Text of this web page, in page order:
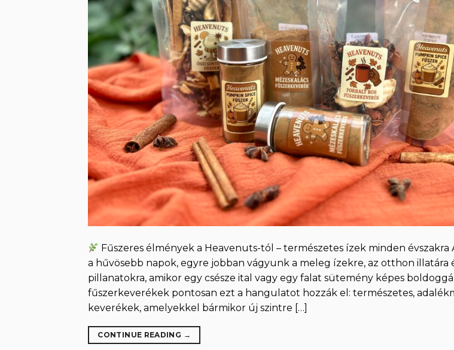
Fűszeres élmények a Heavenuts-tól – természetes ízek minden
a hűvösebb napok, egyre jobban vágyunk a meleg ízekre, az otthon illatára
pillanatokra, amikor egy csésze ital vagy egy falat sütemény képes
fűszerkeverékek pontosan ezt a hangulatot hozzák el: természetes,
keverékek, amelyekkel bármikor új szintre […]
CONTINUE READING →